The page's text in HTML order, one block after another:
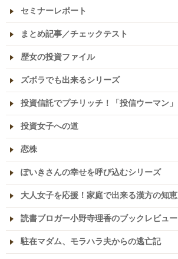
セミナーレポート
まとめ記事／チェックテスト
歴女の投資ファイル
ズボラでも出来るシリーズ
投資信託でプチリッチ！「投信ウーマン」
投資女子への道
恋株
ぽいきさんの幸せを呼び込むシリーズ
大人女子を応援！家庭で出来る漢方の知恵
読書ブロガー小野寺理香のブックレビュー
駐在マダム、モラハラ夫からの逃亡記